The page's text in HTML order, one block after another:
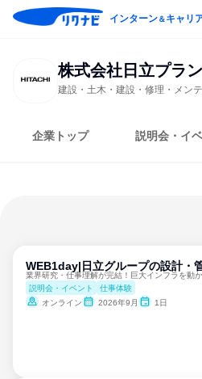
インターン＆キャリ
株式会社日立プラ
建設・土木・建設・修理・メン
企業トップ 説明会・イ
WEB1day|日立グループの設計・
業界研究・仕事理解が完結！巨大インフラを動
説明会・イベント
仕事体験
オンライン
2026年9月 1日